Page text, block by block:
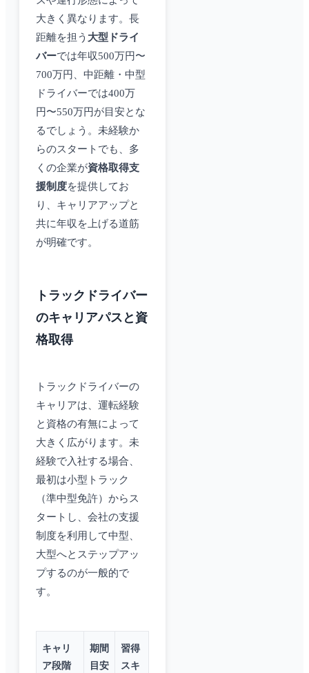
大きく異なります。長
距離を担う 大型ドライ
バーでは年収500万円〜
700万円、中距離・中型
ドライバーでは400万
円〜550万円が目安とな
るでしょう。未経験か
らのスタートでも、多
くの企業が資格取得支
援制度を提供してお
り、キャリアアップと
共に年収を上げる道筋
が明確です。
トラックドライバー
のキャリアパスと資
格取得
トラックドライバーの
キャリアは、運転経験
と資格の有無によって
大きく広がります。未
経験で入社する場合、
最初は小型トラック
（準中型免許）からス
タートし、会社の支援
制度を利用して中型、
大型へとステップアッ
プするのが一般的で
す。
キャリ
ア段階
期間
目安
習得
スキ